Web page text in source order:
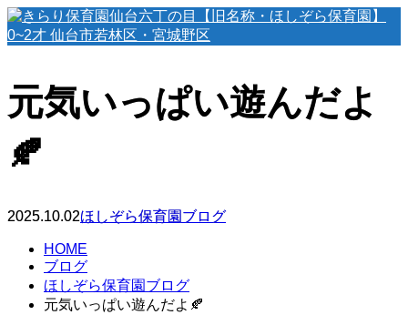
元気いっぱい遊んだよ
🍂
2025.10.02ほしぞら保育園ブログ
HOME
ブログ
ほしぞら保育園ブログ
元気いっぱい遊んだよ🍂